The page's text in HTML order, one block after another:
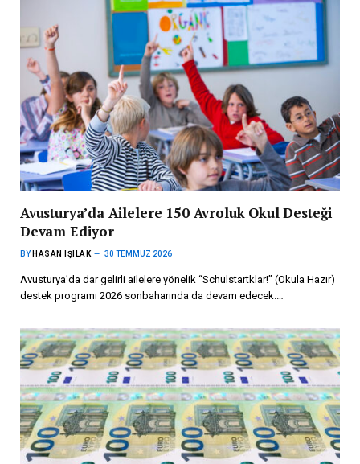
Avusturya’da Ailelere 150 Avroluk Okul Desteği
Devam Ediyor
BY HASAN IŞILAK 30 TEMMUZ 2026
Avusturya’da dar gelirli ailelere yönelik “Schulstartklar!” (Okula Hazır)
destek programı 2026 sonbaharında da devam edecek.…